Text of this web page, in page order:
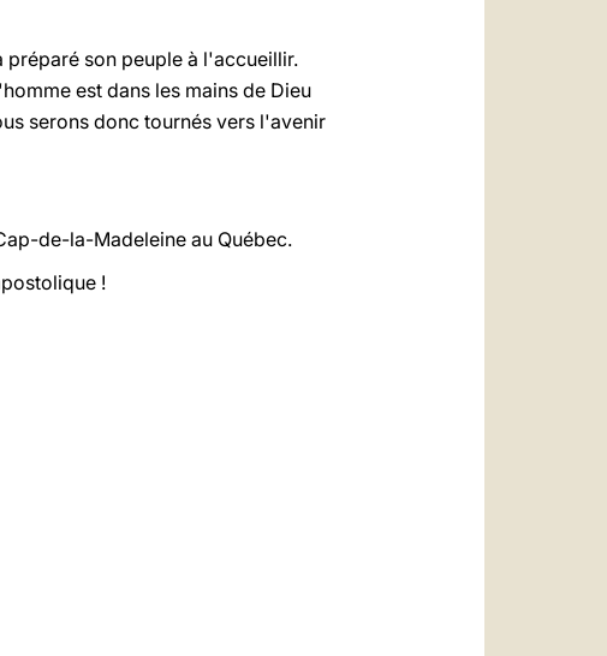
préparé son peuple à l'accueillir.
est dans les mains de Dieu
serons donc tournés vers l'avenir
de-la-Madeleine au Québec.
!